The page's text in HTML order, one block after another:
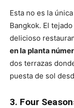
Esta no es la
Bangkok. El
delicioso
en la planta
dos terrazas
puesta de sol
3. Four